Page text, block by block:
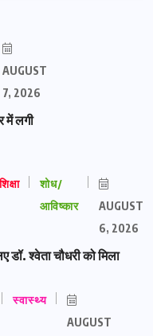
AUGUST
7, 2026
में लगी
शिक्षा
शोध/
आविष्कार
AUGUST
6, 2026
श्वेता चौधरी को मिला
स्वास्थ्य
AUGUST